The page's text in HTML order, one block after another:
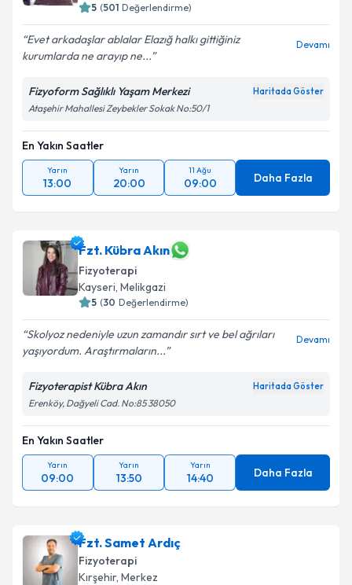
5 (501 Değerlendirme)
Evet arkadaşlar ablalar Elazığ halkı gittiğiniz
kurumlarda ne arayıp ne...
Devamı
Fizyoform Sağlıklı Yaşam Merkezi Haritada Göster
Ataşehir Mahallesi Zeybekler Sokak No:50/1
En Yakın Saatler
Yarın
13:00
Yarın
20:00
11 Ağu
09:00 Daha Fazla
Fzt. Kübra Akın
Fizyoterapi
Kayseri, Melikgazi
5 (30 Değerlendirme)
Skolyoz nedeniyle uzun zamandır sırt ve bel ağrıları
yaşıyordum. Araştırmaların...
Devamı
Fizyoterapist Kübra Akın Haritada Göster
Erenköy, Dağyeli Cad. No:85 38050
En Yakın Saatler
Yarın
09:00
Yarın
13:50
Yarın
14:40 Daha Fazla
Fzt. Samet Ardıç
Fizyoterapi
Kırşehir, Merkez